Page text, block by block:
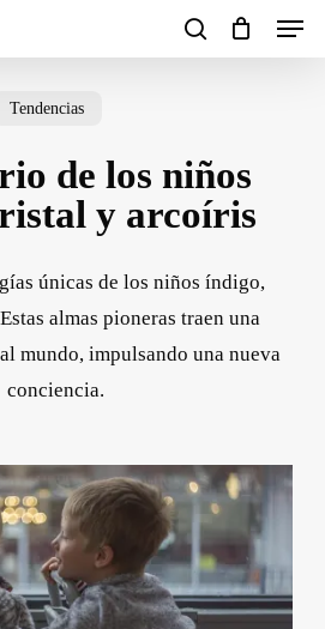
search
Menu
Close
Tendencias
de los niños
y arcoíris
únicas de los niños índigo,
almas pioneras traen una
mundo, impulsando una nueva
conciencia.